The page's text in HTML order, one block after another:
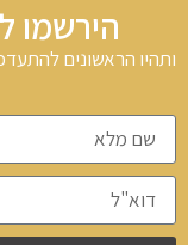
הירשמו
ותהיו הראשונים